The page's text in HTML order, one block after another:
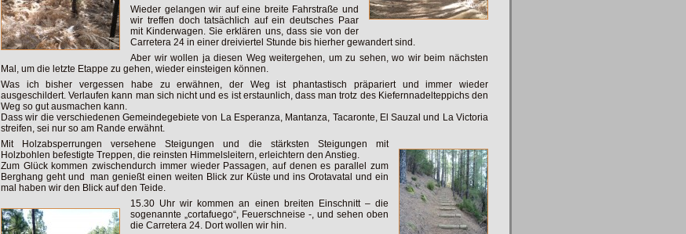
Wieder gelangen wir auf eine breite Fahrstraße und
wir treffen doch tatsächlich auf ein deutsches Paar
mit Kinderwagen. Sie erklären uns, dass sie von der
Carretera 24 in einer dreiviertel Stunde bis hierher gewandert sind.
Aber wir wollen ja diesen Weg weitergehen, um zu sehen, wo wir beim nächsten
Mal, um die letzte Etappe zu gehen, wieder einsteigen können.
Was ich bisher vergessen habe zu erwähnen, der Weg ist phantastisch präpariert und immer wieder
ausgeschildert. Verlaufen kann man sich nicht und es ist erstaunlich, dass man trotz des Kiefernnadelteppichs den
Weg so gut ausmachen kann.
Dass wir die verschiedenen Gemeindegebiete von La Esperanza, Mantanza, Tacaronte, El Sauzal und La Victoria
streifen, sei nur so am Rande erwähnt.
Mit Holzabsperrungen versehene Steigungen und die stärksten Steigungen mit
Holzbohlen befestigte Treppen, die reinsten Himmelsleitern, erleichtern den Anstieg.
Zum Glück kommen zwischendurch immer wieder Passagen, auf denen es parallel zum
Berghang geht und man genießt einen weiten Blick zur Küste und ins Orotavatal und ein
mal haben wir den Blick auf den Teide.
15.30 Uhr wir kommen an einen breiten Einschnitt – die
sogenannte „cortafuego“, Feuerschneise -, und sehen oben
die Carretera 24. Dort wollen wir hin.